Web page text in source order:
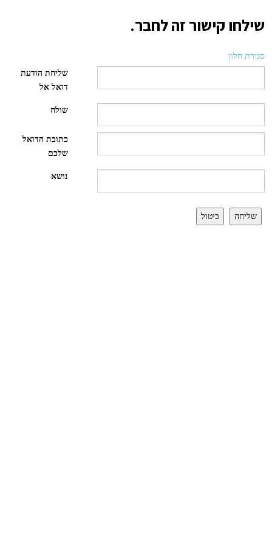
שילחו קישור זה לחבר.
סגירת חלון
שליחת הודעת
דואל אל
שולח
כתובת הדואל
שלכם
נושא
שליחה ביטול